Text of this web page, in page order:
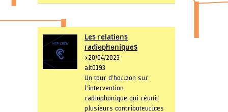
Les relations
radiophoniques
> 20/04/2023
alt0193
Un tour d’horizon sur
l’intervention
radiophonique qui réunit
plusieurs contributeurices